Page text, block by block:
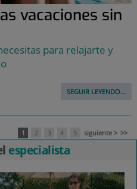
vacaciones sin
para relajarte y
SEGUIR LEYENDO...
1 2 3 4 5 siguiente > >>
especialista